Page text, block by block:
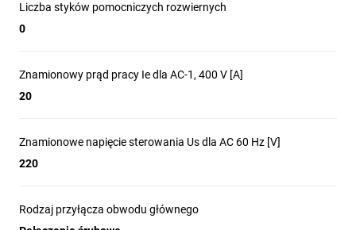
Liczba styków pomocniczych rozwiernych
0
Znamionowy prąd pracy Ie dla AC-1, 400 V [A]
20
Znamionowe napięcie sterowania Us dla AC 60 Hz [V]
220
Rodzaj przyłącza obwodu głównego